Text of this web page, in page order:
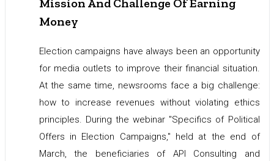
Mission And Challenge Of Earning
Money
Election campaigns have always been an opportunity
for media outlets to improve their financial situation.
At the same time, newsrooms face a big challenge:
how to increase revenues without violating ethics
principles. During the webinar "Specifics of Political
Offers in Election Campaigns," held at the end of
March, the beneficiaries of API Consulting and